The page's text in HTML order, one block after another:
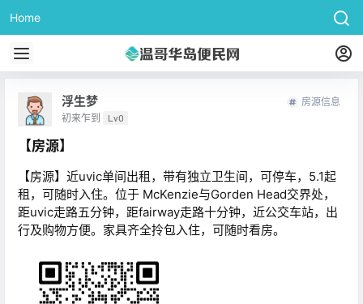
Home
浮生梦
初来乍到 Lv0
房源信息
【房源】
【房源】近uvic单间出租，带有独立卫生间，可停车，5.1起
租，可随时入住。位于 McKenzie与Gorden Head交界处，
距uvic走路五分钟，距fairway走路十分钟，近公交车站，出
行及购物方便。家具齐全拎包入住，可随时看房。